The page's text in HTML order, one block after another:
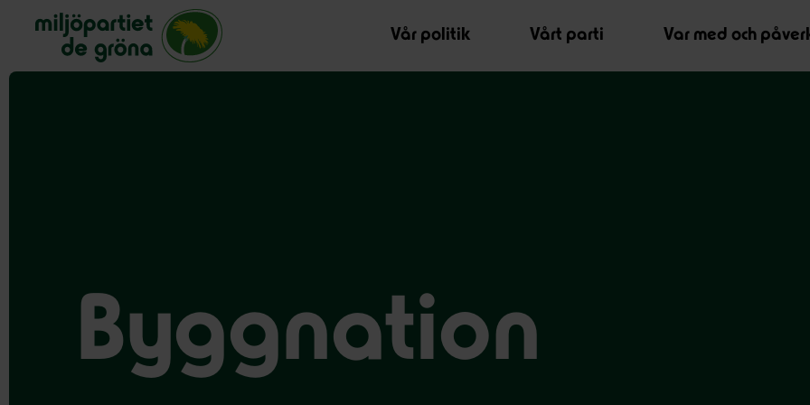
Miljöpartiet de gröna, startsida
Vår politik
Vårt parti Var med och
Byggnation